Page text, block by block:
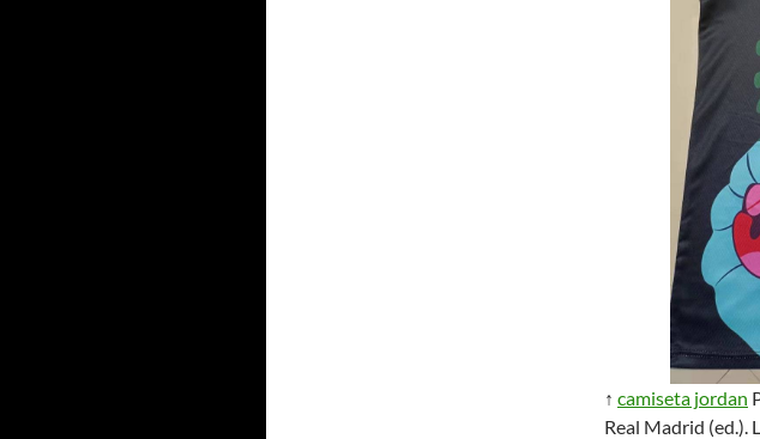
↑ camiseta jordan
Real Madrid (ed.).